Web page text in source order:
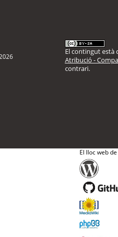
El contingut està
Atribució -
contrari.
El lloc web